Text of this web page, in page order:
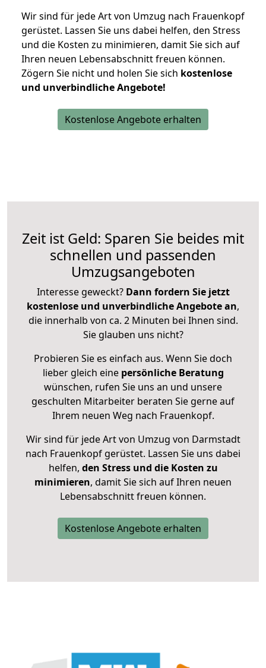
Wir sind für jede Art von Umzug nach Frauenkopf
gerüstet. Lassen Sie uns dabei helfen, den Stress
und die Kosten zu minimieren, damit Sie sich auf
Ihren neuen Lebensabschnitt freuen können.
Zögern Sie nicht und holen Sie sich kostenlose
und unverbindliche Angebote!
Kostenlose Angebote erhalten
Zeit ist Geld: Sparen Sie beides mit
schnellen und passenden
Umzugsangeboten
Interesse geweckt? Dann fordern Sie jetzt
kostenlose und unverbindliche Angebote an,
die innerhalb von ca. 2 Minuten bei Ihnen sind.
Sie glauben uns nicht?
Probieren Sie es einfach aus. Wenn Sie doch
lieber gleich eine persönliche Beratung
wünschen, rufen Sie uns an und unsere
geschulten Mitarbeiter beraten Sie gerne auf
Ihrem neuen Weg nach Frauenkopf.
Wir sind für jede Art von Umzug von Darmstadt
nach Frauenkopf gerüstet. Lassen Sie uns dabei
helfen, den Stress und die Kosten zu
minimieren, damit Sie sich auf Ihren neuen
Lebensabschnitt freuen können.
Kostenlose Angebote erhalten